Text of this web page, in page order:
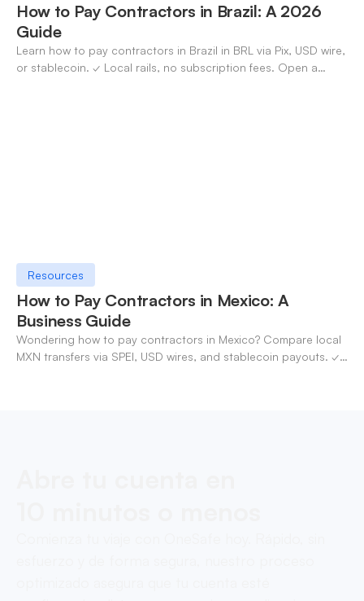
How to Pay Contractors in Brazil: A 2026
Guide
Learn how to pay contractors in Brazil in BRL via Pix, USD wire,
or stablecoin. ✓ Local rails, no subscription fees. Open a
Resources
How to Pay Contractors in Mexico: A
Business Guide
Wondering how to pay contractors in Mexico? Compare local
MXN transfers via SPEI, USD wires, and stablecoin payouts. ✓